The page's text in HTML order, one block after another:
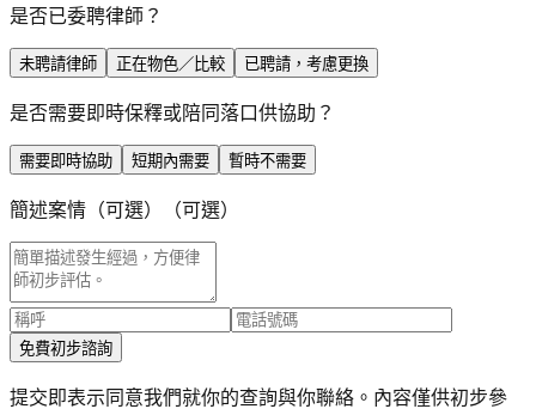
是否已委聘律師？
未聘請律師 正在物色／比較 已聘請，考慮更換
是否需要即時保釋或陪同落口供協助？
需要即時協助 短期內需要 暫時不需要
簡述案情（可選） （可選）
免費初步諮詢
提交即表示同意我們就你的查詢與你聯絡。內容僅供初步參